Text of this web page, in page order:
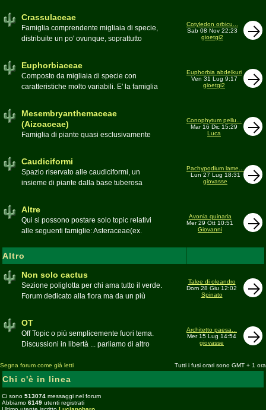
Crassulaceae
Famiglia comprendente migliaia di specie,
distribuite un po' ovunque, soprattutto
Cotyledon orbicu...
Sab 08 Nov 22:23
gioetgi2
Euphorbiaceae
Composto da migliaia di specie con
caratteristiche molto variabili. E' la famiglia
popolazioni anche nel nostro paese
Moderatorebeppe58
Euphorbia abdelkuri
Ven 31 Lug 9:17
gioetgi2
Mesembryanthemaceae
(Aizoaceae)
Famiglia di piante quasi esclusivamente
appartenenti alla famiglia
Conophytum pellu...
Mar 16 Dic 15:29
Luca
Caudiciformi
Spazio riservato alle caudiciformi, un
insieme di piante dalla base tuberosa
Pachypodium lame...
Lun 27 Lug 18:31
giovasse
Altre
Qui si possono postare solo topic relativi
alle seguenti famiglie: Asteraceae(ex.
Sansevieria; Lamiaceae (ex. Labiatae) gen.
Coleus e Plectranthus; Peperomiaceae gen.
Peperomia (solo specie succulente);
Geraniaceae gen. Pelargonium, Monsonia
Talinum, Portulacaria
Avonia quinaria
Mer 29 Ott 10:51
Giovanni
Altro
Non solo cactus
Sezione poliglotta per chi ama tutto il verde.
Forum dedicato alla flora ma da un più
Talee di oleandro
Dom 28 Giu 12:02
Spinato
OT
Off Topic o più semplicemente fuori tema.
Discussioni in libertà ... parliamo di altro
Architetto paesa...
Mer 15 Lug 14:54
giovasse
Segna forum come già letti Tutti i fusi orari sono GMT + 1 ora
Chi c'è in linea
Ci sono 513074 messaggi nel forum
Abbiamo 6149 utenti registrati